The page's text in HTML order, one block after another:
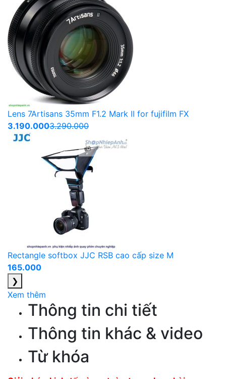
Lens 7Artisans 35mm F1.2 Mark II for fujifilm FX
3.190.0003.290.000
Rectangle softbox JJC RSB cao cấp size M
165.000
❯
Xem thêm
Thông tin chi tiết
Thông tin khác & video
Từ khóa